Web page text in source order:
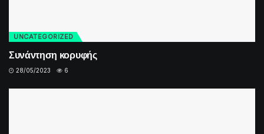
UNCATEGORIZED
Συνάντηση κορυφής
28/05/2023 6